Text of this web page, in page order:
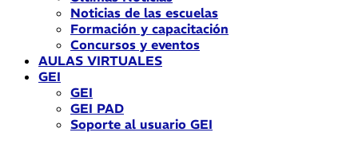
Noticias de las escuelas
Formación y capacitación
Concursos y eventos
AULAS VIRTUALES
GEI
GEI
GEI PAD
Soporte al usuario GEI